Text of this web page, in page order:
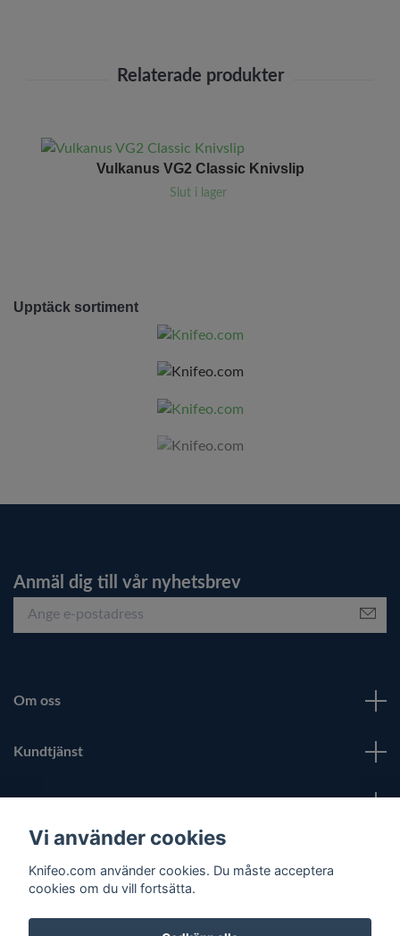
Upptäck sortiment
Vulkanus VG2 Classic Knivslip
Slut i lager
Anmäl dig till vår nyhetsbrev
Om oss
Kundtjänst
Fotmeny
Vi använder cookies
Knifeo.com använder cookies. Du måste acceptera
cookies om du vill fortsätta.